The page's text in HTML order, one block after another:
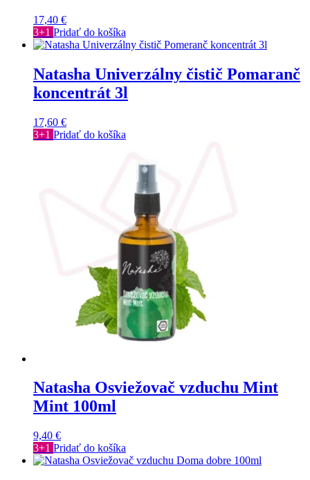
17,40 €
3+1 Pridať do košíka
Natasha Univerzálny čistič Pomaranč
koncentrát 3l
17,60 €
3+1 Pridať do košíka
Natasha Osviežovač vzduchu Mint
Mint 100ml
9,40 €
3+1 Pridať do košíka